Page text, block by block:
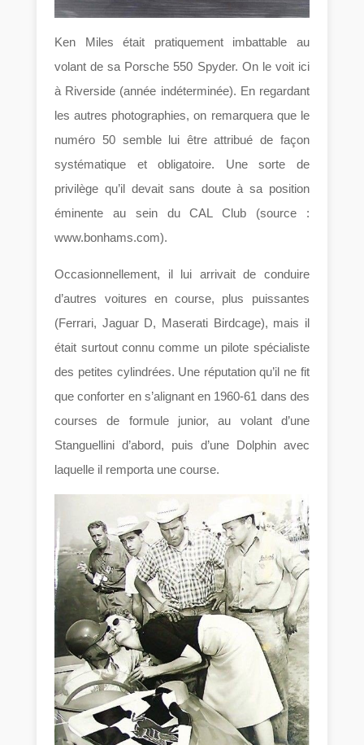
Ken Miles était pratiquement imbattable au
volant de sa Porsche 550 Spyder. On le voit ici
à Riverside (année indéterminée). En regardant
les autres photographies, on remarquera que le
numéro 50 semble lui être attribué de façon
systématique et obligatoire. Une sorte de
privilège qu’il devait sans doute à sa position
éminente au sein du CAL Club (source :
www.bonhams.com).
Occasionnellement, il lui arrivait de conduire
d’autres voitures en course, plus puissantes
(Ferrari, Jaguar D, Maserati Birdcage), mais il
était surtout connu comme un pilote spécialiste
des petites cylindrées. Une réputation qu’il ne fit
que conforter en s’alignant en 1960-61 dans des
courses de formule junior, au volant d’une
Stanguellini d’abord, puis d’une Dolphin avec
laquelle il remporta une course.